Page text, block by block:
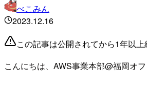
べこみん
2023.12.16
この記事は公開されてから1年以
こんにちは、AWS事業本部@福岡オ